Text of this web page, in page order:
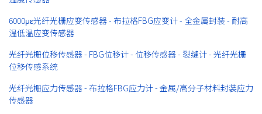
6000με光纤光栅应变传感器 - 布拉格FBG应变计 - 全金属封装 - 耐高
温低温应变传感器
光纤光栅位移传感器 - FBG位移计 - 位移传感器 - 裂缝计 - 光纤光栅
位移传感系统
光纤光栅应力传感器 - 布拉格FBG应力计 - 金属/高分子材料封装应力
传感器